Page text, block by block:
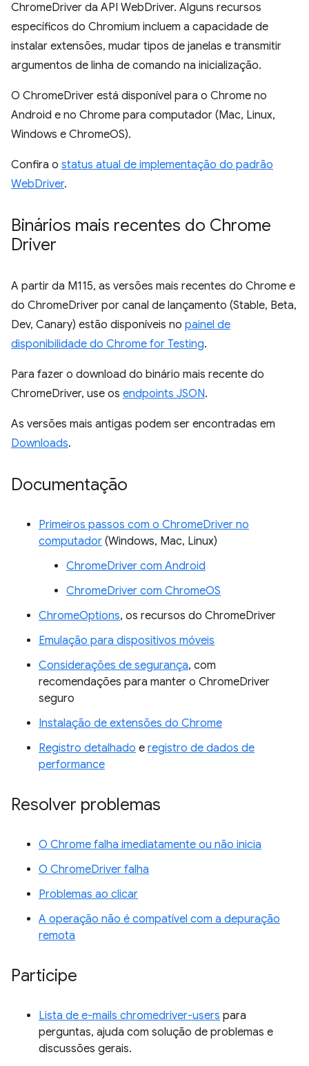
ChromeDriver da API WebDriver. Alguns recursos
específicos do Chromium incluem a capacidade de
instalar extensões, mudar tipos de janelas e transmitir
argumentos de linha de comando na inicialização.
O ChromeDriver está disponível para o Chrome no
Android e no Chrome para computador (Mac, Linux,
Windows e ChromeOS).
Confira o status atual de implementação do padrão
WebDriver.
Binários mais recentes do Chrome
Driver
A partir da M115, as versões mais recentes do Chrome e
do ChromeDriver por canal de lançamento (Stable, Beta,
Dev, Canary) estão disponíveis no painel de
disponibilidade do Chrome for Testing.
Para fazer o download do binário mais recente do
ChromeDriver, use os endpoints JSON.
As versões mais antigas podem ser encontradas em
Downloads.
Documentação
Primeiros passos com o ChromeDriver no
computador (Windows, Mac, Linux)
ChromeDriver com Android
ChromeDriver com ChromeOS
ChromeOptions, os recursos do ChromeDriver
Emulação para dispositivos móveis
Considerações de segurança, com
recomendações para manter o ChromeDriver
seguro
Instalação de extensões do Chrome
Registro detalhado e registro de dados de
performance
Resolver problemas
O Chrome falha imediatamente ou não inicia
O ChromeDriver falha
Problemas ao clicar
A operação não é compatível com a depuração
remota
Participe
Lista de e-mails chromedriver-users para
perguntas, ajuda com solução de problemas e
discussões gerais.